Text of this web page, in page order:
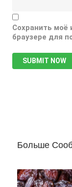
Сохранить моё
браузере для
Больше